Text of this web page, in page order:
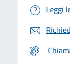
Leggi